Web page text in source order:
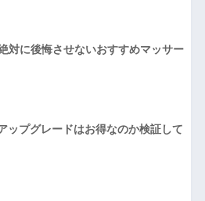
対に後悔させないおすすめマッサー
ップグレードはお得なのか検証して